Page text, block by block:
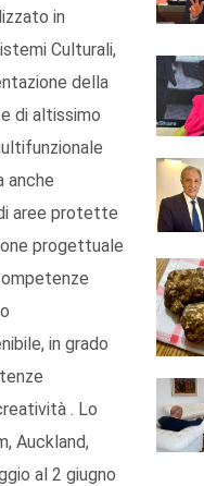
in
Culturali,
della
di altissimo
anche
aree protette
progettuale
in grado
. Lo
Auckland,
al 2 giugno